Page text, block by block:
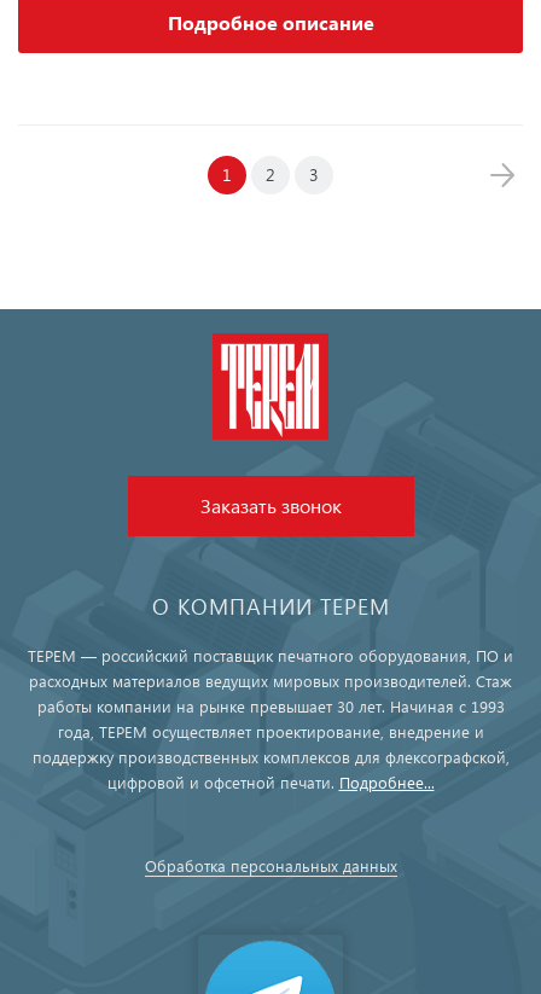
Подробное описание
1 2 3
Заказать звонок
О КОМПАНИИ ТЕРЕМ
ТЕРЕМ — российский поставщик печатного оборудования, ПО и
расходных материалов ведущих мировых производителей. Стаж
работы компании на рынке превышает 30 лет. Начиная с 1993
года, ТЕРЕМ осуществляет проектирование, внедрение и
поддержку производственных комплексов для флексографской,
цифровой и офсетной печати. Подробнее...
Обработка персональных данных